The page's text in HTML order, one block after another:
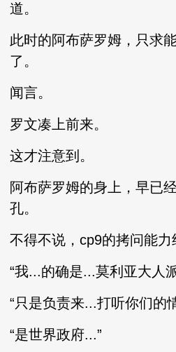
道。
此时的阿布萨罗姆，只求
了。
闻言。
罗文凑上前来。
这才注意到。
阿布萨罗姆的身上，早已
孔。
不得不说，cp9的拷问能力
“我...的确是...莫利亚大人
“只是负责来...打听你们的
“是世界政府...”